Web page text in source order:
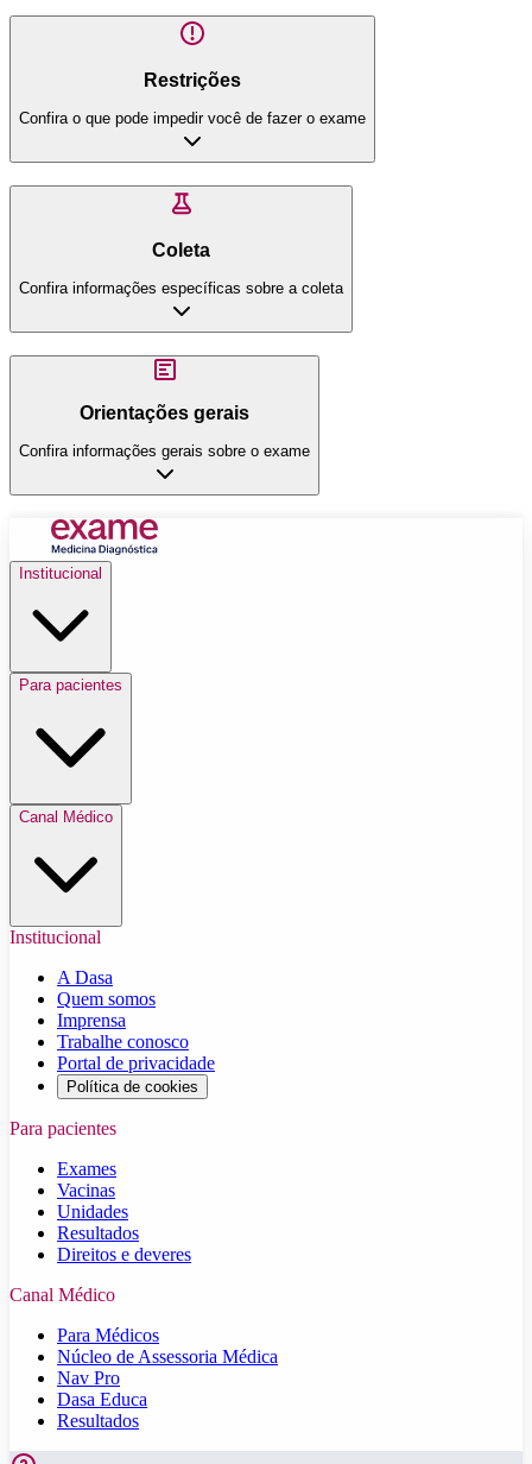
Restrições
Confira o que pode impedir você de fazer o exame
Coleta
Confira informações específicas sobre a coleta
Orientações gerais
Confira informações gerais sobre o exame
Institucional
Para pacientes
Canal Médico
Institucional
A Dasa
Quem somos
Imprensa
Trabalhe conosco
Portal de privacidade
Política de cookies
Para pacientes
Exames
Vacinas
Unidades
Resultados
Direitos e deveres
Canal Médico
Para Médicos
Núcleo de Assessoria Médica
Nav Pro
Dasa Educa
Resultados